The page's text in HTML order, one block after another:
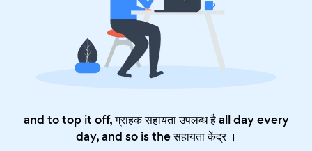
and to top it off, ग्राहक सहायता उपलब्ध है all day every
day, and so is theसहायता केंद्र।